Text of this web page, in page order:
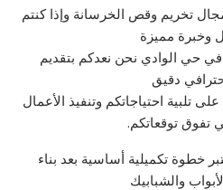
تخريم وقص الخرسانة وإذا كنتم
وخبرة مميزة
في حي الوادي نحن نعدكم بتقديم
دقيق
تلبية احتياجاتكم وتنفيذ الأعمال
تفوق توقعاتكم.
خطوة تكميلية أساسية بعد بناء
والشبابيك